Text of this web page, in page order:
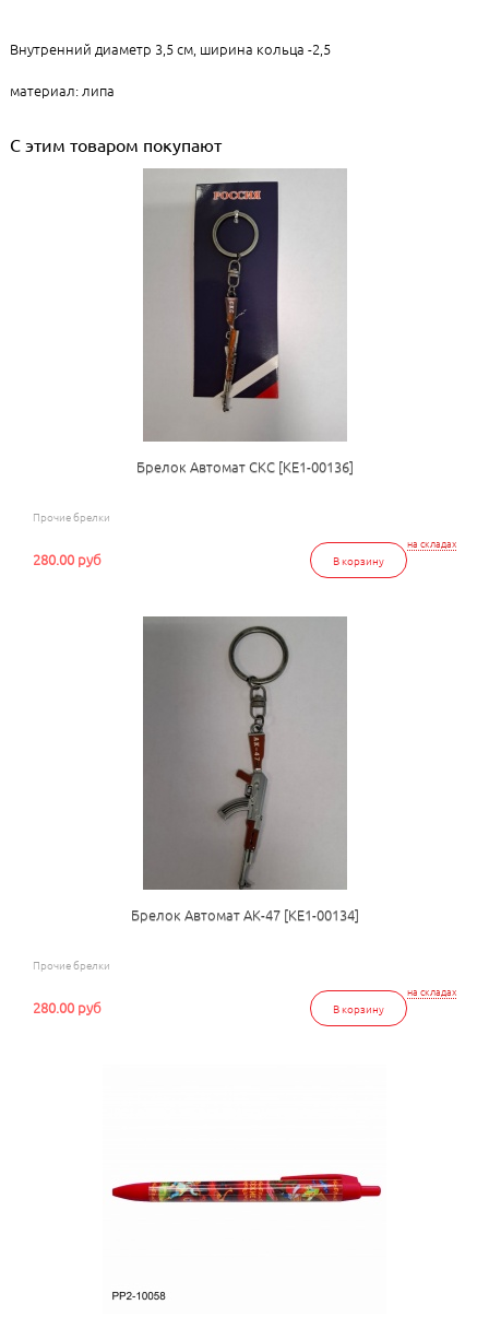
Внутренний диаметр 3,5 см, ширина кольца -2,5
материал: липа
С этим товаром покупают
Брелок Автомат СКС [КЕ1-00136]
Прочие брелки
на складах
В корзину
280.00 руб
Брелок Автомат АК-47 [КЕ1-00134]
Прочие брелки
на складах
В корзину
280.00 руб